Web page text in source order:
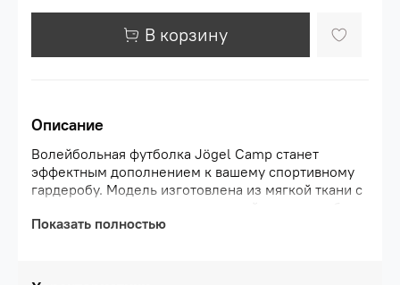
В корзину
Описание
Волейбольная футболка Jögel Camp станет
эффектным дополнением к вашему спортивному
гардеробу. Модель изготовлена из мягкой ткани с
спортсмену было максимально комфортно на
переохлаждения или перегрева, а для защиты шеи
Показать полностью